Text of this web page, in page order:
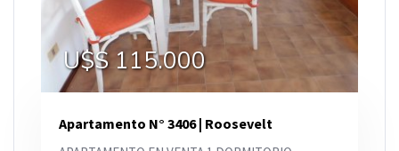
U$S 115.000
Apartamento N° 3406 | Roosevelt